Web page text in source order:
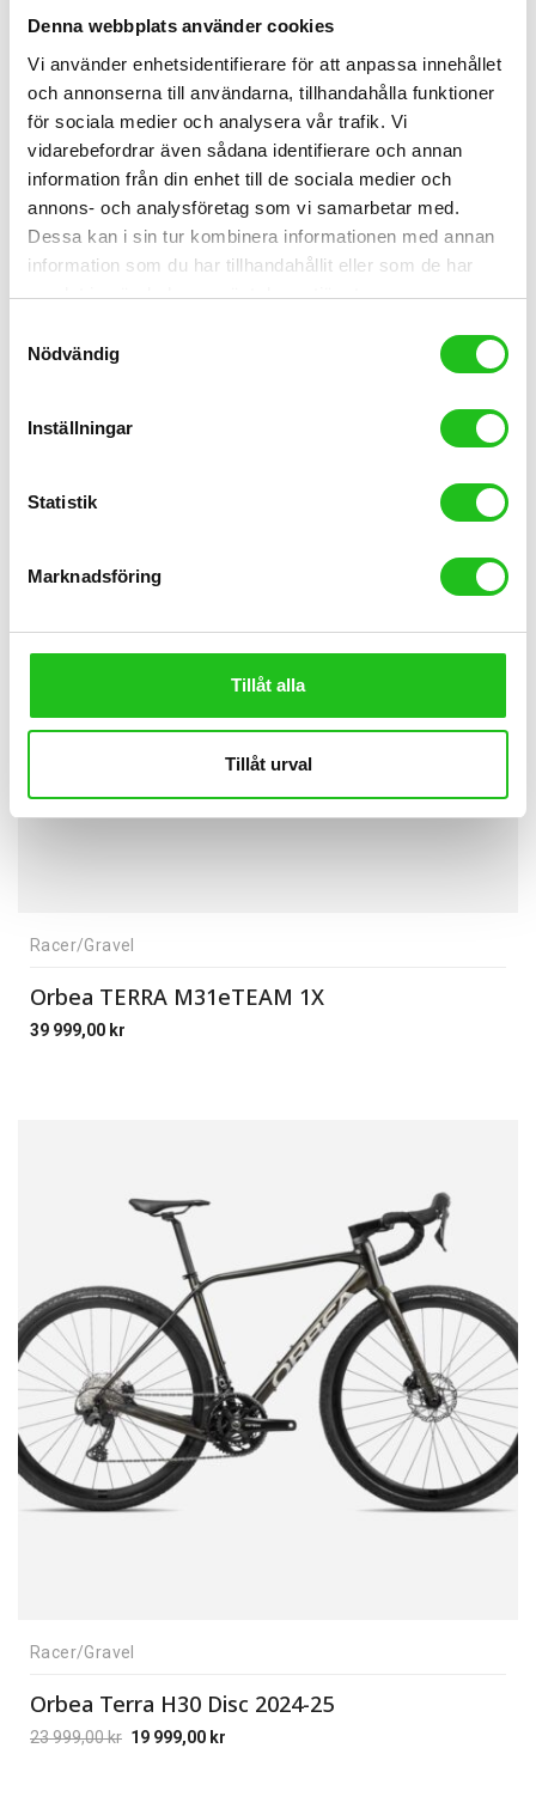
Denna webbplats använder cookies
Vi använder enhetsidentifierare för att anpassa innehållet
och annonserna till användarna, tillhandahålla funktioner
för sociala medier och analysera vår trafik. Vi
vidarebefordrar även sådana identifierare och annan
information från din enhet till de sociala medier och
annons- och analysföretag som vi samarbetar med.
Dessa kan i sin tur kombinera informationen med annan
information som du har tillhandahållit eller som de har
samlat in när du har använt deras tjänster.
Nödvändig
Inställningar
Statistik
Marknadsföring
Tillåt alla
Tillåt urval
Racer/Gravel
Racer/Gravel
Orbea TERRA M31eTEAM 1X
39 999,00 kr
Racer/Gravel
Orbea Terra H30 Disc 2024-25
23 999,00kr 19 999,00 kr